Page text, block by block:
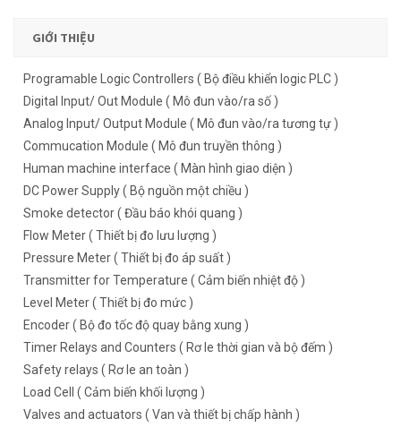
GIỚI THIỆU
Programable Logic Controllers ( Bộ điều khiển logic PLC )
Digital Input/ Out Module ( Mô đun vào/ra số )
Analog Input/ Output Module ( Mô đun vào/ra tương tự )
Commucation Module ( Mô đun truyền thông )
Human machine interface ( Màn hình giao diện )
DC Power Supply ( Bộ nguồn một chiều )
Smoke detector ( Đầu báo khói quang )
Flow Meter ( Thiết bị đo lưu lượng )
Pressure Meter ( Thiết bị đo áp suất )
Transmitter for Temperature ( Cảm biến nhiệt độ )
Level Meter ( Thiết bị đo mức )
Encoder ( Bộ đo tốc độ quay bằng xung )
Timer Relays and Counters ( Rơ le thời gian và bộ đếm )
Safety relays ( Rơ le an toàn )
Load Cell ( Cảm biến khối lượng )
Valves and actuators ( Van và thiết bị chấp hành )